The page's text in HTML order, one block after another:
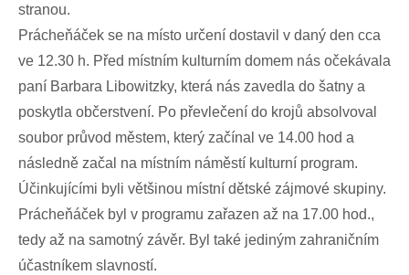
stranou.
Prácheňáček se na místo určení dostavil v daný den cca
ve 12.30 h. Před místním kulturním domem nás očekávala
paní Barbara Libowitzky, která nás zavedla do šatny a
poskytla občerstvení. Po převlečení do krojů absolvoval
soubor průvod městem, který začínal ve 14.00 hod a
následně začal na místním náměstí kulturní program.
Účinkujícími byli většinou místní dětské zájmové skupiny.
Prácheňáček byl v programu zařazen až na 17.00 hod.,
tedy až na samotný závěr. Byl také jediným zahraničním
účastníkem slavností.